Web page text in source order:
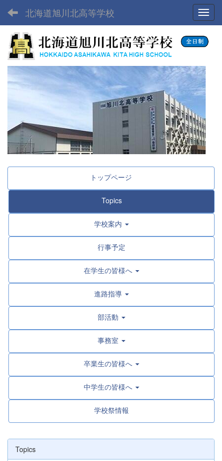
北海道旭川北高等学校
トップページ
Topics
学校案内
行事予定
在学生の皆様へ
進路指導
部活動
事務室
卒業生の皆様へ
中学生の皆様へ
学校祭情報
Topics